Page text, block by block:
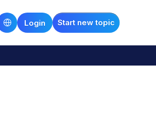
Start new topic
Login